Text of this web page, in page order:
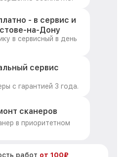
- в сервис и
на-Дону
в сервисный в день
сервис
с гарантией 3 года.
сканеров
в приоритетном
работ от 100₽